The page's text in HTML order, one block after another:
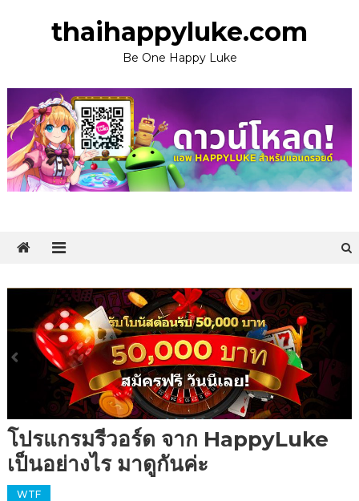
thaihappyluke.com
Be One Happy Luke
โปรแกรมรีวอร์ด จาก HappyLuke
เป็นอย่างไร มาดูกันค่ะ
WTF